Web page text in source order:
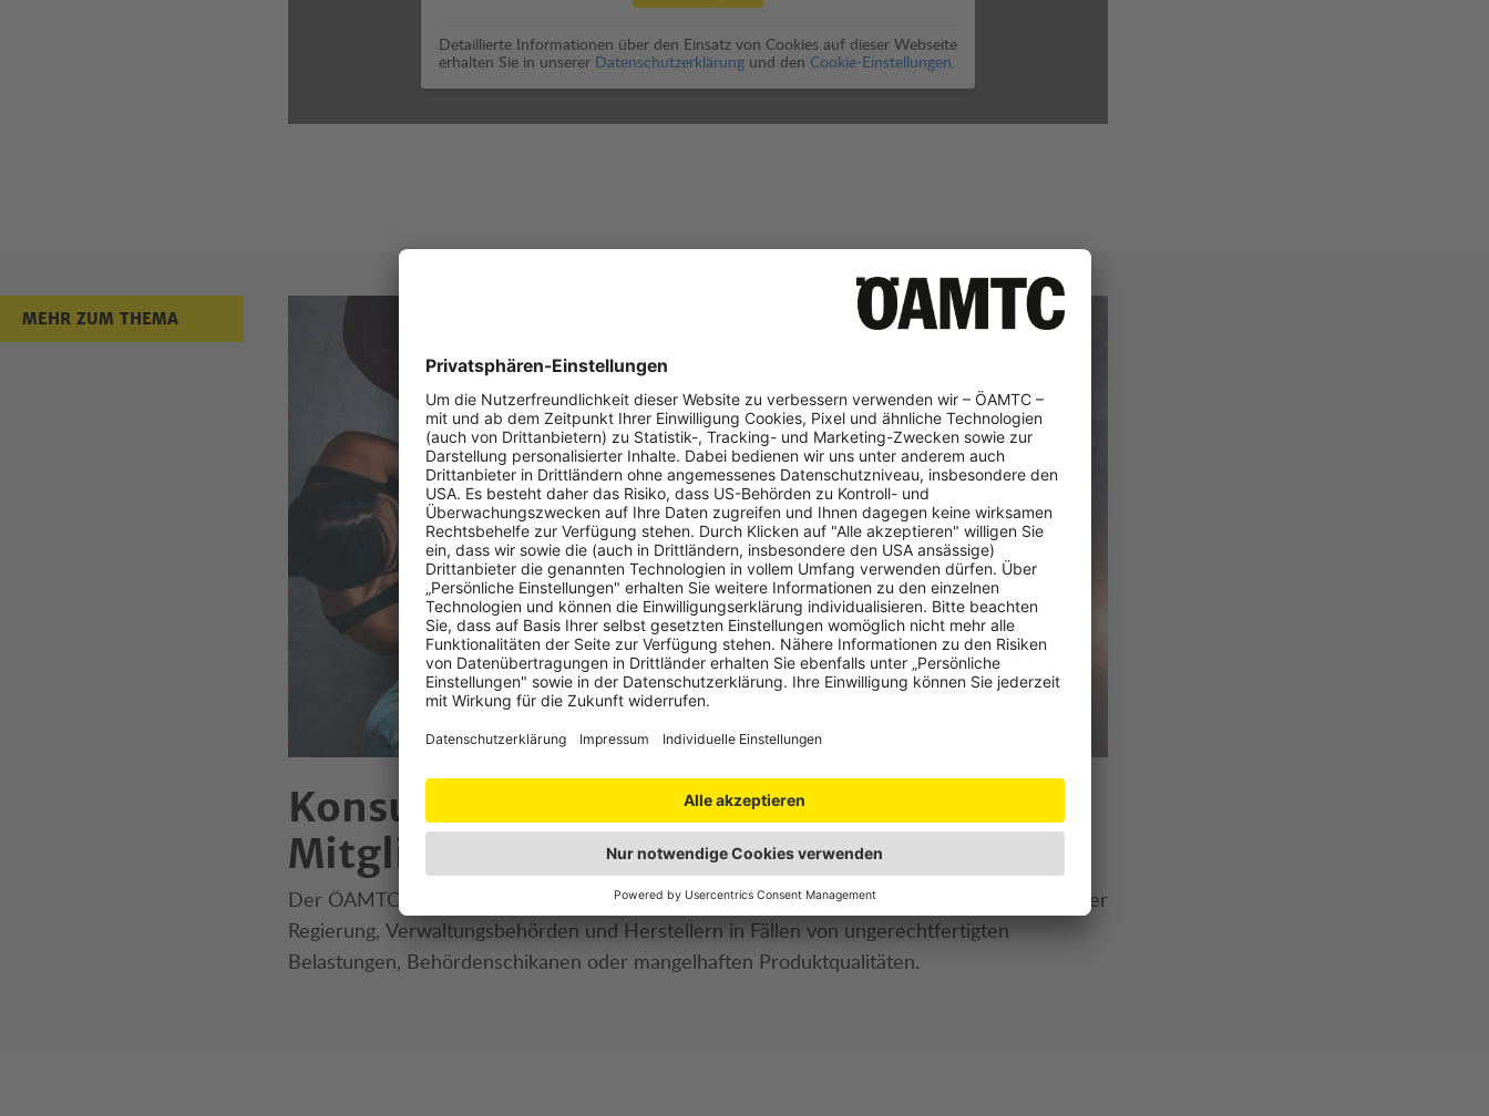
Detaillierte Informationen über den Einsatz von Cookies auf dieser Webseite
erhalten Sie in unserer Datenschutzerklärung und den Cookie-Einstellungen.
MEHR ZUM THEMA Mehr zum Thema
Konsumentenschutz &
Mitgliederinteressen
Der ÖAMTC vertritt Interessen von mehr als 2 Millionen ÖAMTC-Mitgliedern gegenüber der
Regierung, Verwaltungsbehörden und Herstellern in Fällen von ungerechtfertigten
Belastungen, Behördenschikanen oder mangelhaften Produktqualitäten.